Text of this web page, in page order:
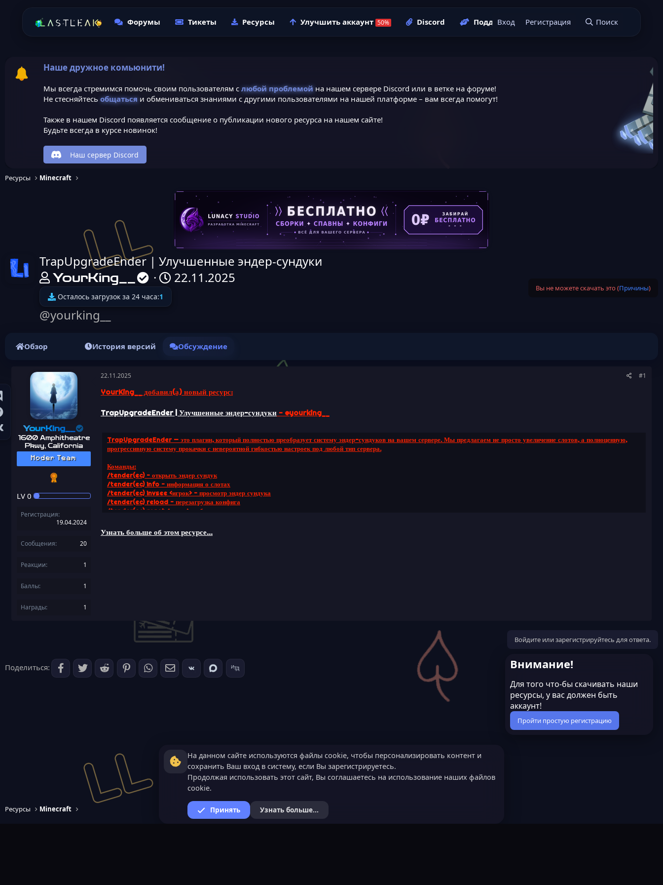
Форумы Тикеты Ресурсы Улучшить аккаунт Discord Поддержать нас Подать заявку
Вход Регистрация Поиск
Наше дружное комьюнити!
Мы всегда стремимся помочь своим пользователям с любой проблемойна нашем сервере Discord или в ветке на форуме!
Не стесняйтесь общатьсяи обмениваться знаниями с другими пользователями на нашей платформе – вам всегда помогут!
Также в нашем Discord появляется сообщение о публикации нового ресурса на нашем сайте!
Будьте всегда в курсе новинок!
Наш сервер Discord
Ресурсы Minecraft
Иконка ресурса
TrapUpgradeEnder | Улучшенные эндер-сундуки
А
в
т
о
е
м
ы
YourKing__
Д
н
а
а
л
22.11.2025
Осталось загрузок за 24 часа:1
@yourking__
Вы не можете скачать это (Причины)
Обзор История версий Обсуждение
YourKing__
1600 Amphitheatre
Pkwy, California
Moder Team
LV 0
Регистрация
19.04.2024
Сообщения 20
Реакции 1
Баллы 1
Награды 1
22.11.2025 #1
YourKing__ добавил(а) новый ресурс:
TrapUpgradeEnder | Улучшенные эндер-сундуки - @yourking__
TrapUpgradeEnder — это плагин, который полностью преобразует систему эндер-сундуков на вашем сервере. Мы предлагаем не просто увеличение слотов, а полноценную,
прогрессивную систему прокачки с невероятной гибкостью настроек под любой тип сервера.
Команды:
/tender(ec) - открыть эндер сундук
/tender(ec) info - информация о слотах
/tender(ec) invsee <игрок> - просмотр эндер сундука
/tender(ec) reload - перезагрузка конфига
/tender(ec) reset <игрок> - сброс слотов
Узнать больше об этом ресурсе...
Войдите или зарегистрируйтесь для ответа.
Поделиться:
Ресурсы Minecraft
Внимание!
Для того что-бы скачивать наши
ресурсы, у вас должен быть
аккаунт!
Пройти простую регистрацию
На данном сайте используются файлы cookie, чтобы персонализировать контент и
сохранить Ваш вход в систему, если Вы зарегистрируетесь.
Продолжая использовать этот сайт, Вы соглашаетесь на использование наших файлов
cookie.
Принять Узнать больше...